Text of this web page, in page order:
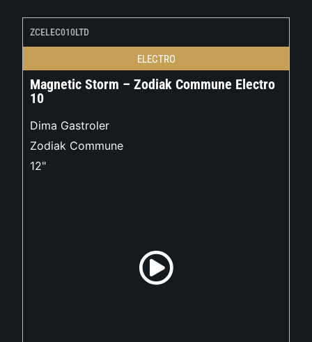
ZCELEC010LTD
ELECTRO
Magnetic Storm – Zodiak Commune Electro
10
Dima Gastroler
Zodiak Commune
12"